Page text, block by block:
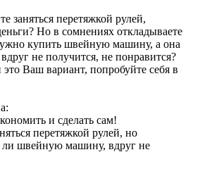
заняться перетяжкой рулей,
Но в сомнениях откладываете
купить швейную машину, а она
не получится, не понравится?
Ваш вариант, попробуйте себя в
и сделать сам!
перетяжкой рулей, но
ли швейную машину, вдруг не